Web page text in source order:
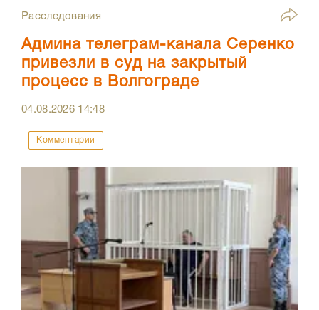
Расследования
Админа телеграм-канала Серенко
привезли в суд на закрытый
процесс в Волгограде
04.08.2026 14:48
Комментарии